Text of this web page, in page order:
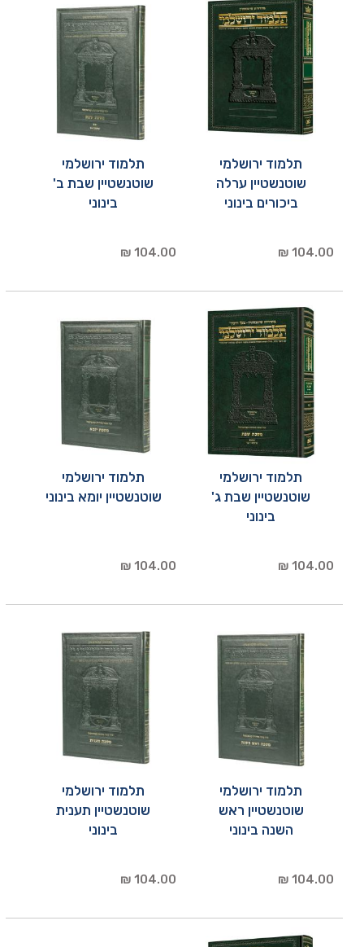
תלמוד ירושלמי
שוטנשטיין ערלה
ביכורים בינוני
104.00 ₪
תלמוד ירושלמי
שוטנשטיין שבת ב'
בינוני
104.00 ₪
תלמוד ירושלמי
שוטנשטיין שבת ג'
בינוני
104.00 ₪
תלמוד ירושלמי
שוטנשטיין יומא בינוני
104.00 ₪
תלמוד ירושלמי
שוטנשטיין ראש
השנה בינוני
104.00 ₪
תלמוד ירושלמי
שוטנשטיין תענית
בינוני
104.00 ₪